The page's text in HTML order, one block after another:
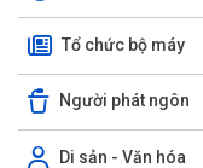
Tổ chức bộ máy
Người phát ngôn
Di sản - Văn hóa